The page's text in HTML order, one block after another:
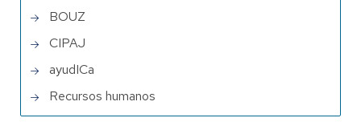
BOUZ
CIPAJ
ayudICa
Recursos humanos